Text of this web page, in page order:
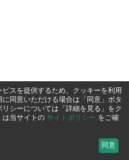
スを提供するため、クッキーを利用
同意いただける場合は「同意」ボタ
シーについては「詳細を見る」をク
は当サイトの サイトポリシー をご確
同意